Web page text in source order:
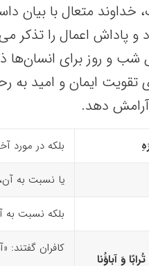
خداوند متعال با بیان
و پاداش اعمال را تذکر
شب و روز برای انسان‌ها
تقویت ایمان و امید به
دهد.
بلکه در مورد
یا نسبت به
بلکه نسبت به
وَ آباؤُنا
کافران گفتند: